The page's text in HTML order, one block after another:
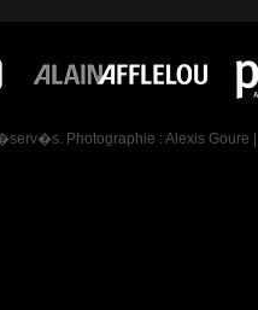
Photographie : Alexis Goure